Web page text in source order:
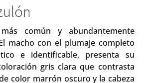
común y abundantemente
macho con el plumaje completo
e identificable, presenta su
gris clara que contrasta
color marrón oscuro y la cabeza